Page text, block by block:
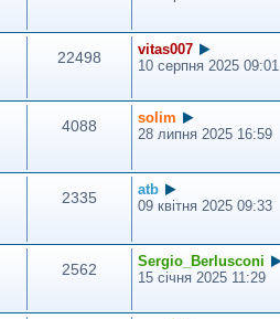
н
я
22498
vitas007
10 серпня 2025 09:01
4088
solim
28 липня 2025 16:59
2335
atb
09 квітня 2025 09:33
2562
Sergio_Berlusconi
15 січня 2025 11:29